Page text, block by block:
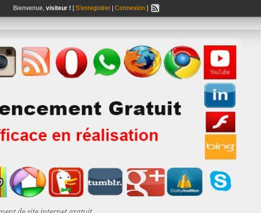
Bienvenue, visiteur ! [S'enregistrer Connexion ]